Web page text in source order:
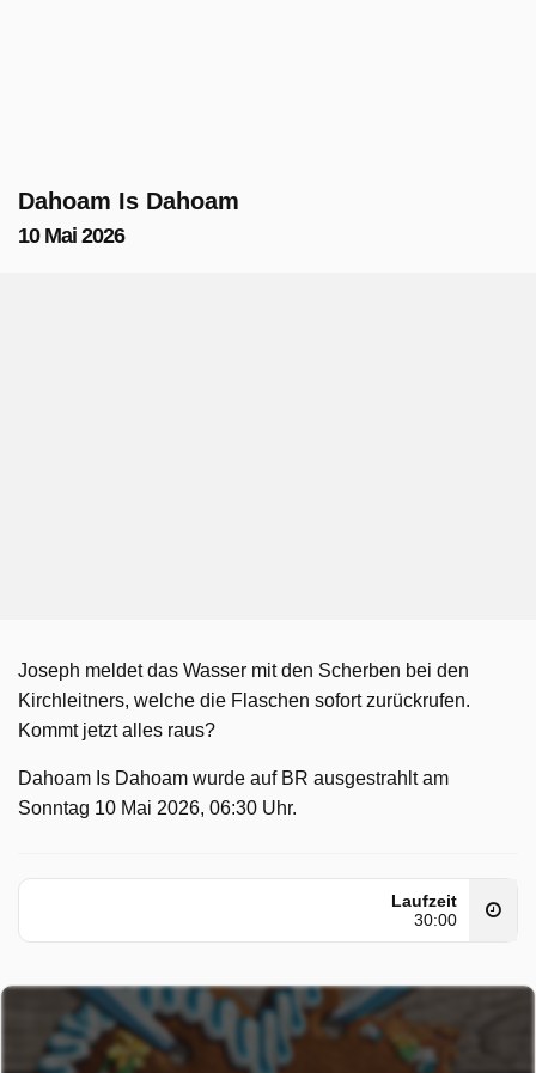
Dahoam Is Dahoam
10 Mai 2026
Joseph meldet das Wasser mit den Scherben bei den
Kirchleitners, welche die Flaschen sofort zurückrufen.
Kommt jetzt alles raus?
Dahoam Is Dahoam wurde auf BR ausgestrahlt am
Sonntag 10 Mai 2026, 06:30 Uhr.
Laufzeit
30:00